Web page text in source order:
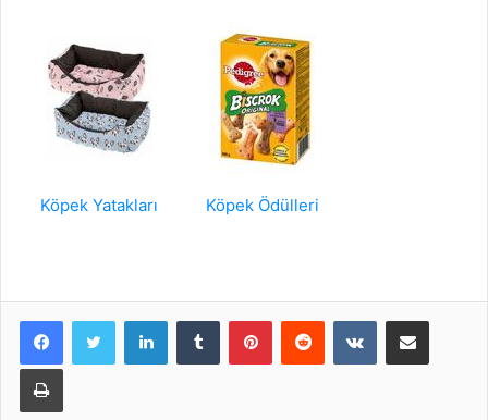
Köpek Yatakları Köpek Ödülleri
LinkedInTumblr PinterestReddit VKontakteE-Posta ile paylaş
Yazdır